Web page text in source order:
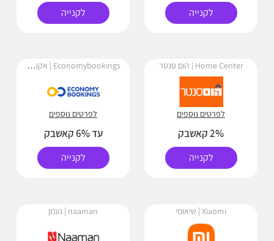
לקנייה לקנייה
Home Center | הום סנטר
לפרטים נוספים
2% קאשבק
לקנייה
Economybookings | אקונומי בוקינגס
לפרטים נוספים
עד 6% קאשבק
לקנייה
Xiaomi | שיאומי naaman | נעמן